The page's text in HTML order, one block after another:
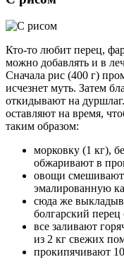
Кто-то любит перец,
можно добавлять и в
Сначала рис (400 г)
исчезнет муть. Затем
откидывают на
оставляют на время,
таким образом:
морковку (1 кг),
обжаривают в
овощи
эмалированную
сюда же
болгарский перец
все заливают
из 2 кг свежих
прокипячивают